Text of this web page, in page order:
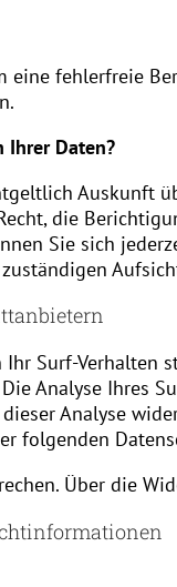
eine fehlerfreie
Ihrer Daten?
Auskunft
die
Sie sich
Ihr Surf-
Analyse Ihres
Analyse
folgenden
Über die